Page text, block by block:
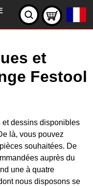
et
Festool
et dessins disponibles
là, vous pouvez
souhaitées. De
auprès du
une à quatre
nous disposons se